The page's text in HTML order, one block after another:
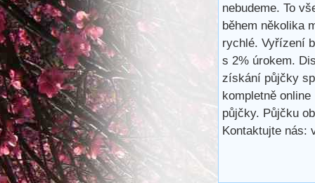
nebudeme. To
během několika
rychlé. Vyřízení
s 2% úrokem.
získání půjčky
kompletně
půjčky. Půjčku
Kontaktujte nás: